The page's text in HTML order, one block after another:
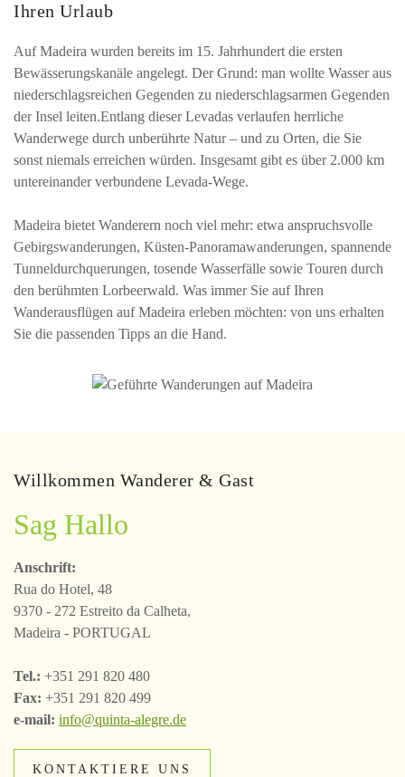
Ihren Urlaub
Auf Madeira wurden bereits im 15. Jahrhundert die ersten
Bewässerungskanäle angelegt. Der Grund: man wollte Wasser aus
niederschlagsreichen Gegenden zu niederschlagsarmen Gegenden
der Insel leiten.Entlang dieser Levadas verlaufen herrliche
Wanderwege durch unberührte Natur – und zu Orten, die Sie
sonst niemals erreichen würden. Insgesamt gibt es über 2.000 km
untereinander verbundene Levada-Wege.
Madeira bietet Wanderern noch viel mehr: etwa anspruchsvolle
Gebirgswanderungen, Küsten-Panoramawanderungen, spannende
Tunneldurchquerungen, tosende Wasserfälle sowie Touren durch
den berühmten Lorbeerwald. Was immer Sie auf Ihren
Wanderausflügen auf Madeira erleben möchten: von uns erhalten
Sie die passenden Tipps an die Hand.
Willkommen Wanderer & Gast
Sag Hallo
Anschrift:
Rua do Hotel, 48
9370 - 272 Estreito da Calheta,
Madeira - PORTUGAL
Tel.: +351 291 820 480
Fax: +351 291 820 499
e-mail: info@quinta-alegre.de
KONTAKTIERE UNS